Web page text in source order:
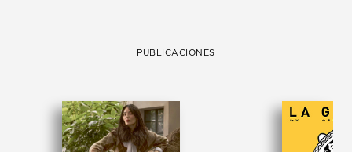
PUBLICACIONES